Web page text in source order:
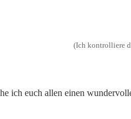
(Ich kontrolliere
ich euch allen einen